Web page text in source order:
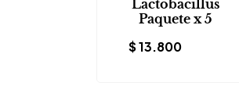
Lactobacillus
Paquete x 5
$13.800